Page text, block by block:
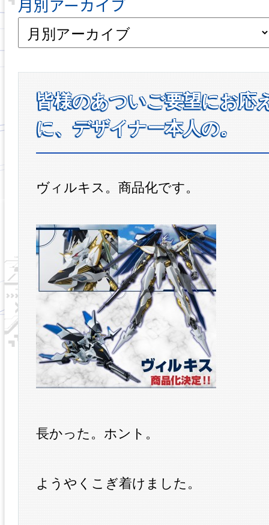
皆様のあついご要望にお応
に、デザイナー本人の。
ヴィルキス。商品化です。
長かった。ホント。
ようやくこぎ着けました。